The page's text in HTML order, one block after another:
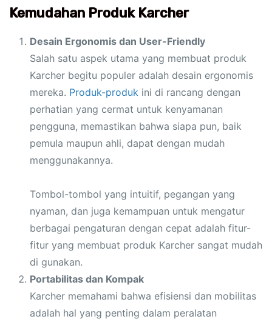
Kemudahan Produk Karcher
Desain Ergonomis dan User-Friendly
Salah satu aspek utama yang membuat produk
Karcher begitu populer adalah desain ergonomis
mereka. Produk-produk ini di rancang dengan
perhatian yang cermat untuk kenyamanan
pengguna, memastikan bahwa siapa pun, baik
pemula maupun ahli, dapat dengan mudah
menggunakannya.
Tombol-tombol yang intuitif, pegangan yang
nyaman, dan juga kemampuan untuk mengatur
berbagai pengaturan dengan cepat adalah fitur-
fitur yang membuat produk Karcher sangat mudah
di gunakan.
Portabilitas dan Kompak
Karcher memahami bahwa efisiensi dan mobilitas
adalah hal yang penting dalam peralatan